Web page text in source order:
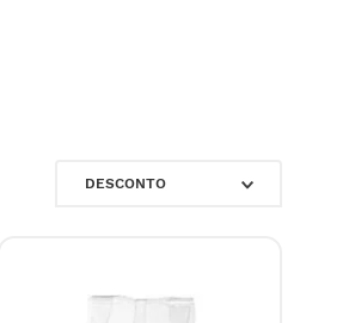
DESCONTO